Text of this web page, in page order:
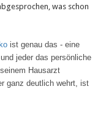
was schon
ist genau das - eine
jeder das persönliche
Hausarzt
ganz deutlich wehrt, ist